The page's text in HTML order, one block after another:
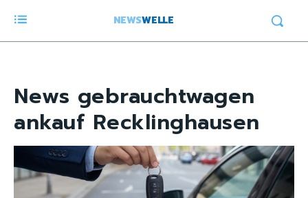
NEWSWELLE
News gebrauchtwagen
ankauf Recklinghausen